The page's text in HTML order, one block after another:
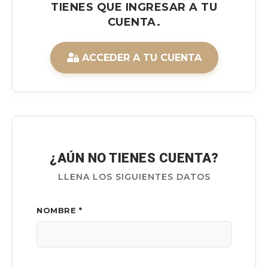
TIENES QUE INGRESAR A TU
CUENTA.
ACCEDER A TU CUENTA
¿AÚN NO TIENES CUENTA?
LLENA LOS SIGUIENTES DATOS
NOMBRE *